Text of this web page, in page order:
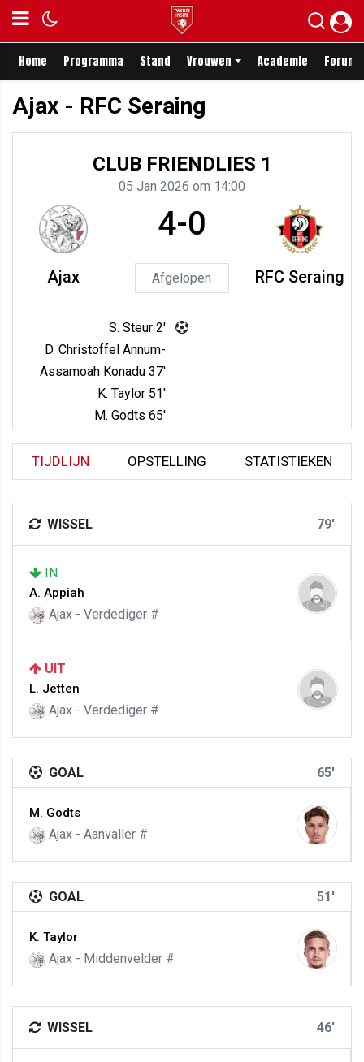
Home Programma Stand Vrouwen Academie Forum
Ajax - RFC Seraing
CLUB FRIENDLIES 1
05 Jan 2026 om 14:00
Ajax
4-0
Afgelopen RFC Seraing
S. Steur 2'
D. Christoffel Annum-
Assamoah Konadu 37'
K. Taylor 51'
M. Godts 65'
TIJDLIJN OPSTELLING STATISTIEKEN
WISSEL 79'
IN
A. Appiah
Ajax - Verdediger #
UIT
L. Jetten
Ajax - Verdediger #
GOAL 65'
M. Godts
Ajax - Aanvaller #
GOAL 51'
K. Taylor
Ajax - Middenvelder #
WISSEL 46'